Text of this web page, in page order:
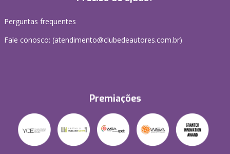
Perguntas frequentes
Fale conosco: (atendimento@clubedeautores.com.br)
Premiações